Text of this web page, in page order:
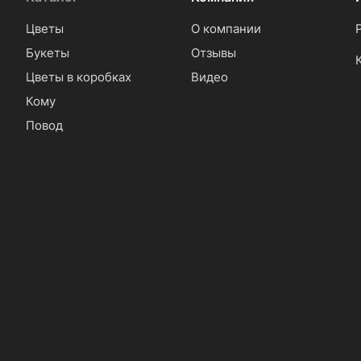
Цветы
Букеты
Цветы в коробках
Кому
Повод
О компании
Отзывы
Видео